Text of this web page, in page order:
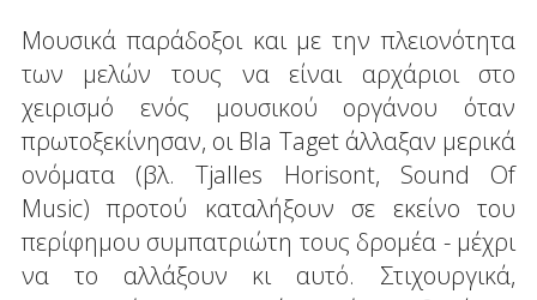
Μουσικά παράδοξοι και με την πλειονότητα
των μελών τους να είναι αρχάριοι στο
χειρισμό ενός μουσικού οργάνου όταν
πρωτοξεκίνησαν, οι Bla Taget άλλαξαν μερικά
ονόματα (βλ. Tjalles Horisont, Sound Of
Music) προτού καταλήξουν σε εκείνο του
περίφημου συμπατριώτη τους δρομέα - μέχρι
να το αλλάξουν κι αυτό. Στιχουργικά,